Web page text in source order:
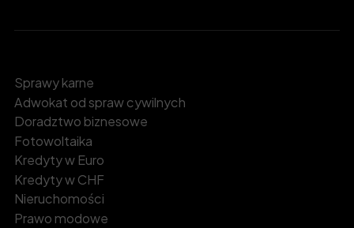
Sprawy karne
Adwokat od spraw cywilnych
Doradztwo biznesowe
Fotowoltaika
Kredyty w Euro
Kredyty w CHF
Nieruchomości
Prawo modowe